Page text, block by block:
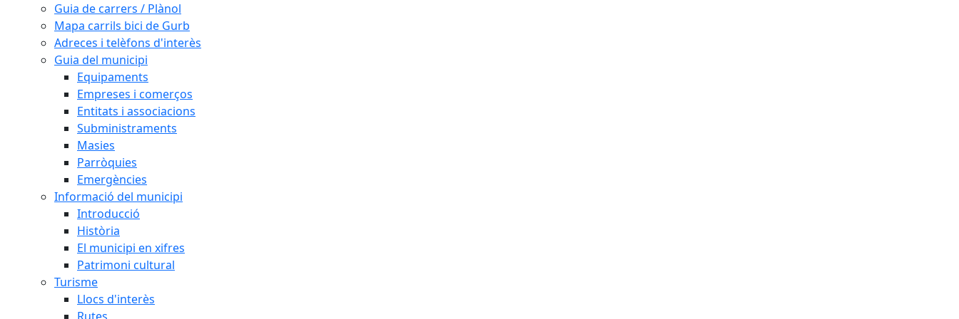
Guia de carrers / Plànol
Mapa carrils bici de Gurb
Adreces i telèfons d'interès
Guia del municipi
Equipaments
Empreses i comerços
Entitats i associacions
Subministraments
Masies
Parròquies
Emergències
Informació del municipi
Introducció
Història
El municipi en xifres
Patrimoni cultural
Turisme
Llocs d'interès